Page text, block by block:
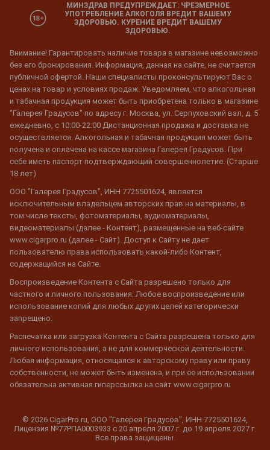
МИНЗДРАВ ПРЕДУПРЕЖДАЕТ: ЧРЕЗМЕРНОЕ
УПОТРЕБЛЕНИЕ АЛКОГОЛЯ ВРЕДИТ ВАШЕМУ
ЗДОРОВЬЮ. КУРЕНИЕ ВРЕДИТ ВАШЕМУ
ЗДОРОВЬЮ.
Внимание! Гарантировать наличие товара в магазине невозможно
без его бронирования. Информация, данная на сайте, не считается
публичной офертой. Наши специалисты проконсультируют Вас о
ценах на товар и условиях продаж. Уведомляем, что алкогольная
и табачная продукция может быть приобретена только в магазине
"Галерея Градусов" по адресу г. Москва, ул. Серпуховский вал, д. 5
ежедневно, с 10:00-22:00 Дистанционная продажа и доставка не
осуществляется. Алкогольная и табачная продукция может быть
получена и оплачена на кассе магазина Галерея Градусов. При
себе иметь паспорт подтверждающий совершеннолетие. (Старше
18 лет)
ООО "Галерея Градусов", ИНН 7725501624, является
исключительным владельцем авторских прав на материалы, в
том числе тексты, фотоматериалы, аудиоматериалы,
видеоматериалы (далее - Контент), размещенные на веб-сайте
www.cigarpro.ru (далее - Сайт). Доступ к Сайту не дает
пользователю права использовать какой-либо Контент,
содержащийся на Сайте.
Воспроизведение Контента с Сайта разрешено только для
частного и личного пользования. Любое воспроизведение или
использование копий для любых других целей категорически
запрещено.
Распечатка или загрузка Контента с Сайта разрешена только для
личного использования, а не для коммерческой деятельности.
Любая информация, относящаяся к авторскому праву или праву
собственности, не может быть изменена, и при ее использовании
обязательна активная гиперссылка на сайт www.cigarpro.ru
© 2026 CigarPro.ru, ООО "Галерея Градусов", ИНН 7725501624,
Лицензия №77РПА0003933 c 20 апреля 2007 г. до 19 апреля 2027 г.
Все права защищены.